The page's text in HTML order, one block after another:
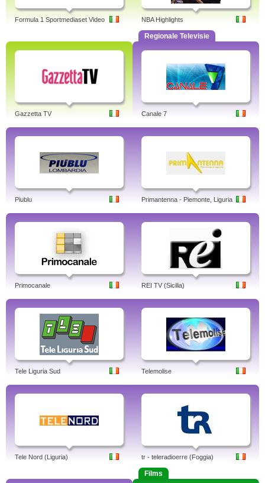
Formula 1 Sportmediaset Video NBA Highlights
Gazzetta TV
Regionale Televisie
Canale 7
Piublu Primantenna - Piemonte, Liguria
Primocanale REI TV (Sicilia)
Tele Liguria Sud Telemolise
Tele Nord (Liguria) tr - teleradioerre (Foggia)
Films